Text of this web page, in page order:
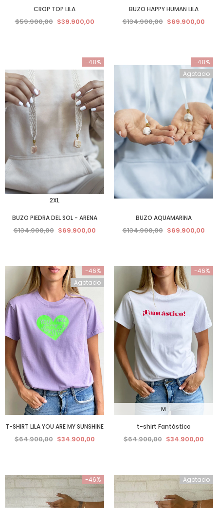
CROP TOP LILA
$59.900,00 $39.900,00
BUZO HAPPY HUMAN LILA
$134.900,00 $69.900,00
-48%
2XL
BUZO PIEDRA DEL SOL - ARENA
$134.900,00 $69.900,00
-48%
Agotado
BUZO AQUAMARINA
$134.900,00 $69.900,00
-46%
Agotado
T-SHIRT LILA YOU ARE MY SUNSHINE
$64.900,00 $34.900,00
-46%
M
t-shirt Fantástico
$64.900,00 $34.900,00
-46% Agotado